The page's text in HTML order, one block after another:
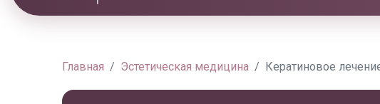
Главная Эстетическая медицина Кератиновое